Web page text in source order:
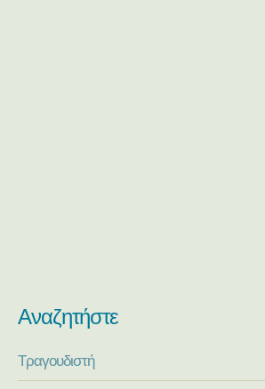
Αναζητήστε
Τραγουδιστή